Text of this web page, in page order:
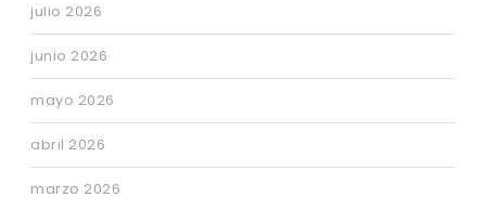
julio 2026
junio 2026
mayo 2026
abril 2026
marzo 2026